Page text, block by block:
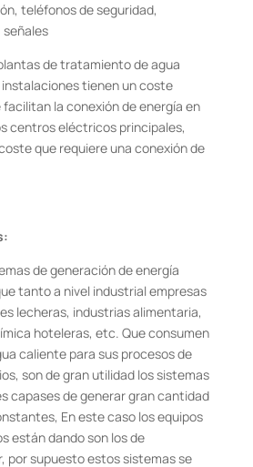
teléfonos de seguridad,
de tratamiento de agua
tienen un coste
la conexión de energía en
centros eléctricos principales,
que requiere una conexión de
de generación de energía
tanto a nivel industrial empresas
lecheras, industrias alimentaria,
hoteleras, etc. Que consumen
caliente para sus procesos de
son de gran utilidad los sistemas
capases de generar gran cantidad
En este caso los equipos
están dando son los de
por supuesto estos sistemas se